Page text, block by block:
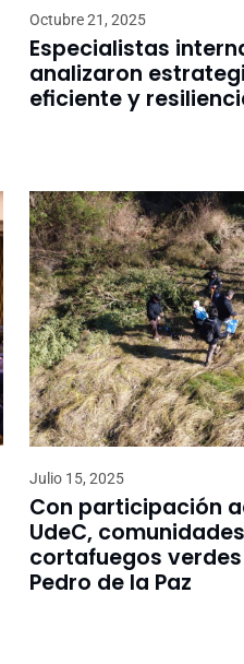
Octubre 21, 2025
Especialistas
analizaron
eficiente y
Julio 15, 2025
Con participación
UdeC,
cortafuegos verdes
Pedro de la Paz